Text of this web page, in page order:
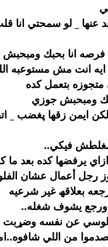
عنها _ لو سمحتي
فرصه انا بحبك
انت مش مستوعبه
متجوزه بتعمل كده
ومبحبش جوزي
ايمن زقها پغضب _
فيكي..
يرفضها كده بعد
رجل أعمال عشان
بعلاقھ غير شرعيه
يشوف شغله..
لوسي عن نفسه وضړبت
من اللي